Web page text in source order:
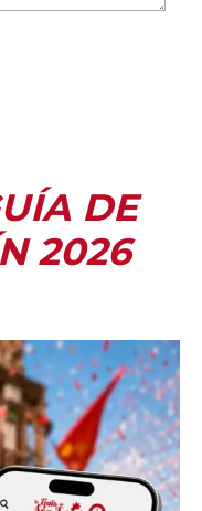
DE
2026